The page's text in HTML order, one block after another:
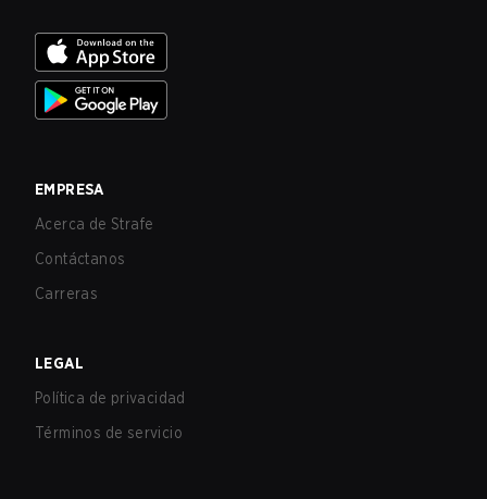
EMPRESA
Acerca de Strafe
Contáctanos
Carreras
LEGAL
Política de privacidad
Términos de servicio